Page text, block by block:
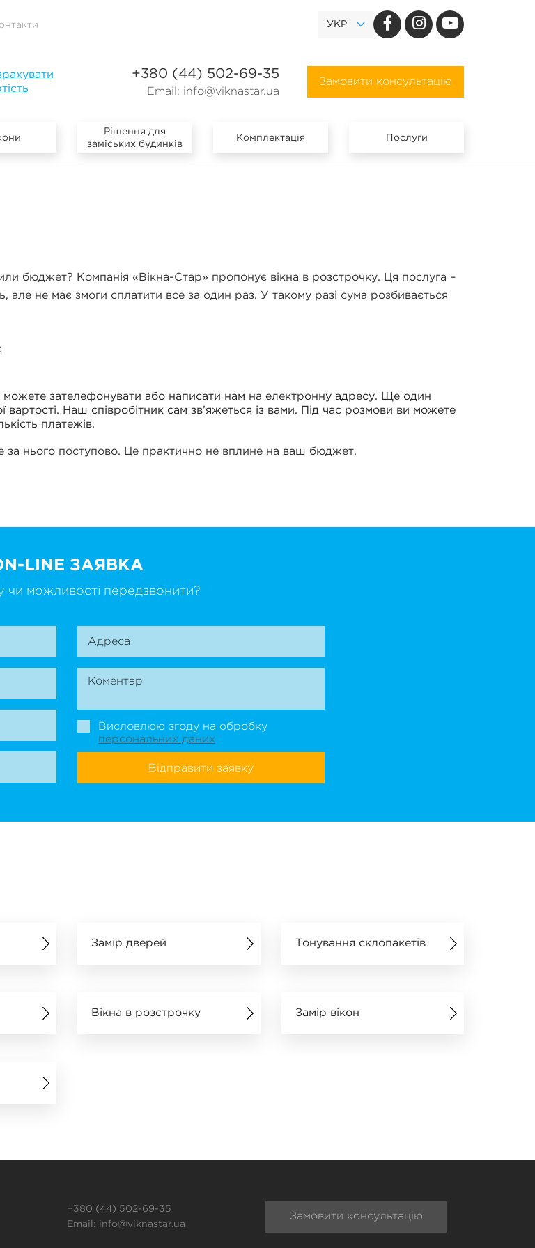
УКР
+380 (44) 502-69-35
Email: info@viknastar.ua
Замовити консультацію
Рішення для
заміських будинків
Комплектація Послуги
бюджет? Компанія «Вікна-Стар» пропонує вікна в розстрочку. Ця послуга –
але не має змоги сплатити все за один раз. У такому разі сума розбивається
можете зателефонувати або написати нам на електронну адресу. Ще один
вартості. Наш співробітник сам зв’яжеться із вами. Під час розмови ви можете
платежів.
за нього поступово. Це практично не вплине на ваш бюджет.
LINE ЗАЯВКА
чи можливості передзвонити?
Висловлюю згоду на обробку
персональних даних
Відправити заявку
Замір дверей Тонування склопакетів
Вікна в розстрочку Замір вікон
+380 (44) 502-69-35
Email: info@viknastar.ua
Замовити консультацію